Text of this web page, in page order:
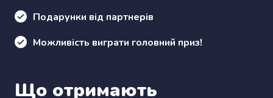
Подарунки від партнерів
Можливість виграти головний приз!
Що отримають